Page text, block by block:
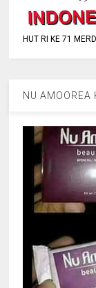
HUT RI KE 71
NU AMOOREA